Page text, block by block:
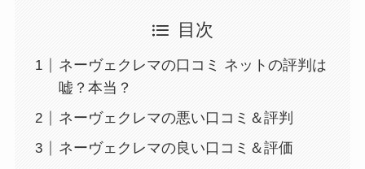
目次
ネーヴェクレマの口コミ ネットの評判は
嘘？本当？
ネーヴェクレマの悪い口コミ＆評判
ネーヴェクレマの良い口コミ＆評価